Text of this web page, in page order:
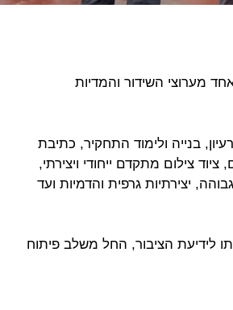
מערוצי השידור והמדיות
בנייה ולימוד התחקיר, כתיבת
ציוד צילום מתקדם ייחודי ויצירתי,
יצירתיות גרפית והדמיות ועד
לידיעת הציבור, החל משלב פיתוח